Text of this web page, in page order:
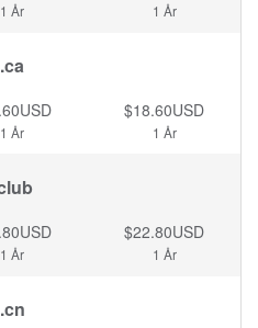
1 År 1 År
.ca
1 År
$18.60USD
1 År
1 År
$22.80USD
1 År
.cn